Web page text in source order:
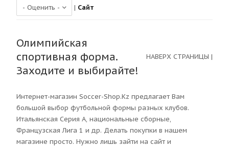
| Сайт
Олимпийская
спортивная форма.
Заходите и выбирайте!
НАВЕРХ СТРАНИЦЫ |
Интернет-магазин Soccer-Shop.Kz предлагает Вам
большой выбор футбольной формы разных клубов.
Итальянская Серия А, национальные сборные,
Французская Лига 1 и др. Делать покупки в нашем
магазине просто. Нужно лишь зайти на сайт и